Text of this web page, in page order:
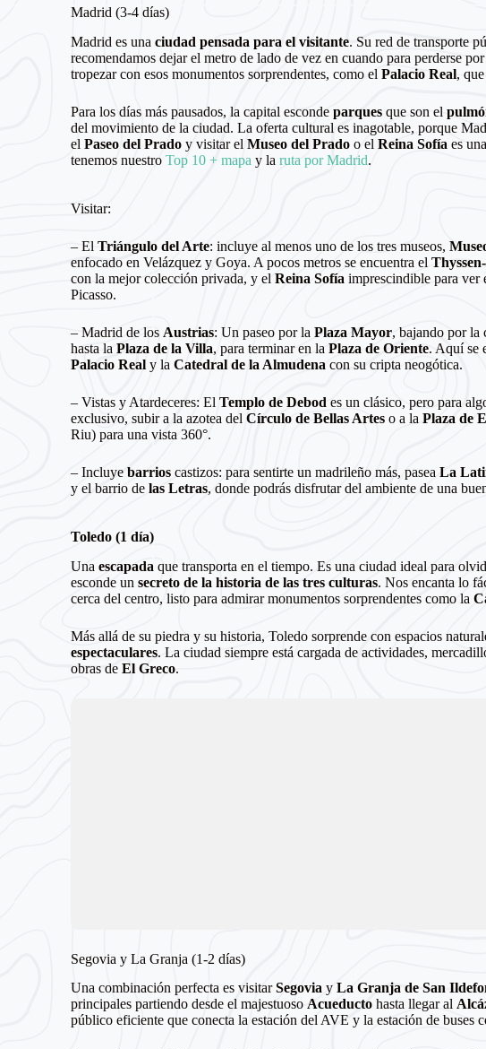
Madrid (3-4 días)
Madrid es unaciudad pensada para el visitante. Su red de transporte
recomendamos dejar el metro de lado de vez en cuando para perderse
tropezar con esos monumentos sorprendentes, como elPalacio Real,
Para los días más pausados, la capital escondeparques que son el
del movimiento de la ciudad. La oferta cultural es inagotable, porque
elPaseo del Prado y visitar elMuseo del Prado o elReina Sofía es
tenemos nuestroTop 10 + mapa y laruta por Madrid.
Visitar:
– ElTriángulo del Arte: incluye al menos uno de los tres museos,
enfocado en Velázquez y Goya. A pocos metros se encuentra el
con la mejor colección privada, y elReina Sofía imprescindible para ver
Picasso.
– Madrid de los Austrias: Un paseo por laPlaza Mayor, bajando por la
hasta laPlaza de la Villa, para terminar en laPlaza de Oriente. Aquí se
Palacio Realy laCatedral de la Almudena con su cripta neogótica.
– Vistas y Atardeceres: ElTemplo de Debod es un clásico, pero para
exclusivo, subir a la azotea delCírculo de Bellas Artes o a la Plaza de
Riu) para una vista 360°.
– Incluyebarrios castizos: para sentirte un madrileño más, paseaLa
y el barrio delas Letras, donde podrás disfrutar del ambiente de una
Toledo (1 día)
Unaescapada que transporta en el tiempo. Es una ciudad ideal para
esconde unsecreto de la historia de las tres culturas. Nos encanta lo
cerca del centro, listo para admirar monumentos sorprendentes como la
Más allá de su piedra y su historia, Toledo sorprende con espacios
espectaculares. La ciudad siempre está cargada de actividades,
obras deEl Greco.
Segovia y La Granja (1-2 días)
Una combinación perfecta es visitarSegovia yLa Granja de San
principales partiendo desde el majestuoso Acueducto hasta llegar al
público eficiente que conecta la estación del AVE y la estación de buses